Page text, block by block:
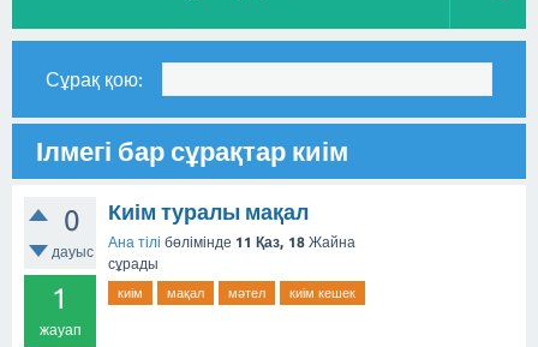
Сұрақ қою:
Ілмегі бар сұрақтар киім
0
дауыс
1
жауап
Киім туралы мақал
Ана тілі бөлімінде 11 Қаз, 18 Жайна
сұрады
киім мақал мәтел киім кешек